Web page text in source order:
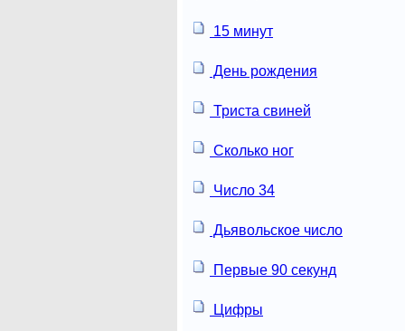
15 минут
День рождения
Триста свиней
Сколько ног
Число 34
Дьявольское число
Первые 90 секунд
Цифры